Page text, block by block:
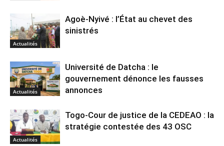
Actualités
Agoè-Nyivé : l’État au chevet des
sinistrés
Actualités
Université de Datcha : le
gouvernement dénonce les fausses
annonces
Actualités
Togo-Cour de justice de la CEDEAO : la
stratégie contestée des 43 OSC